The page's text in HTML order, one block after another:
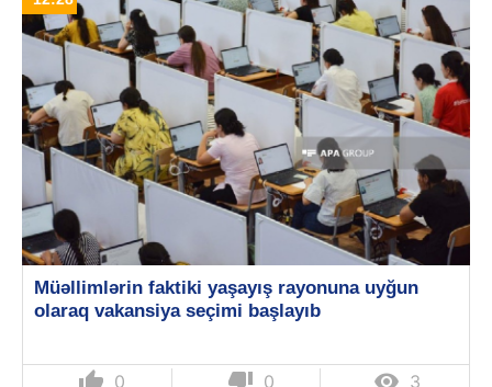
Müəllimlərin faktiki yaşayış rayonuna uyğun
olaraq vakansiya seçimi başlayıb
0 0 3